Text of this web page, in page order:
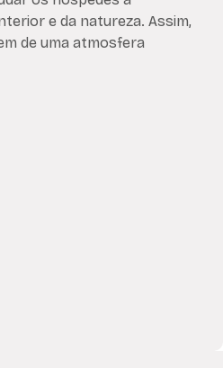
e da natureza. Assim,
de uma atmosfera